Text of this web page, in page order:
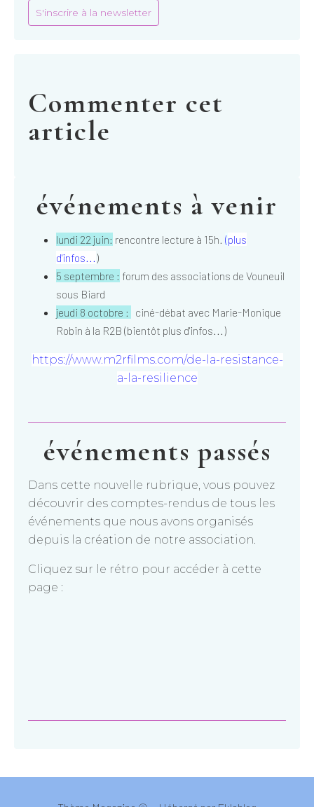
S'inscrire à la newsletter
Commenter cet
article
événements à venir
lundi 22 juin: rencontre lecture à 15h. (plus
d'infos...)
5 septembre : forum des associations de Vouneuil
sous Biard
jeudi 8 octobre :
ciné-débat avec Marie-Monique
Robin à la R2B (bientôt plus d'infos...)
https://www.m2rfilms.com/de-la-resistance-
a-la-resilience
événements passés
Dans cette nouvelle rubrique, vous pouvez
découvrir des comptes-rendus de tous les
événements que nous avons organisés
depuis la création de notre association.
Cliquez sur le rétro pour accéder à cette
page :